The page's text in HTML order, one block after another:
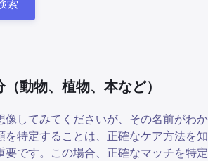
索
動物、植物、本など）
像してみてくださいが、その名前がわか
を特定することは、正確なケア方法を知
要です。この場合、正確なマッチを特定